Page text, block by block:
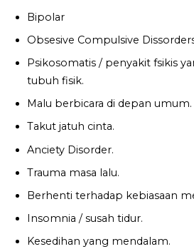
Bipolar
Obsesive Compulsive
Psikosomatis / penyakit fsikis
tubuh fisik.
Malu berbicara di depan umum.
Takut jatuh cinta.
Anciety Disorder.
Trauma masa lalu.
Berhenti terhadap kebiasaan
Insomnia / susah tidur.
Kesedihan yang mendalam.